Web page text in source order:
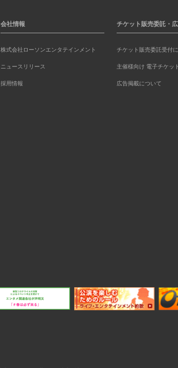
会社情報
株式会社ローソンエンタテインメント
ニュースリリース
採用情報
チケット販売委託・
チケット販売委託受付
主催様向け 電子チケッ
広告掲載について